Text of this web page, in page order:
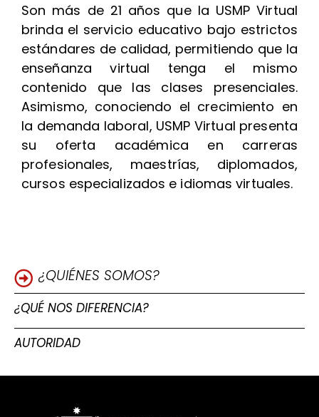
Son más de 21 años que la USMP Virtual
brinda el servicio educativo bajo estrictos
estándares de calidad, permitiendo que la
enseñanza virtual tenga el mismo
contenido que las clases presenciales.
Asimismo, conociendo el crecimiento en
la demanda laboral, USMP Virtual presenta
su oferta académica en carreras
profesionales, maestrías, diplomados,
cursos especializados e idiomas virtuales.
¿QUIÉNES SOMOS?
¿QUÉ NOS DIFERENCIA?
AUTORIDAD